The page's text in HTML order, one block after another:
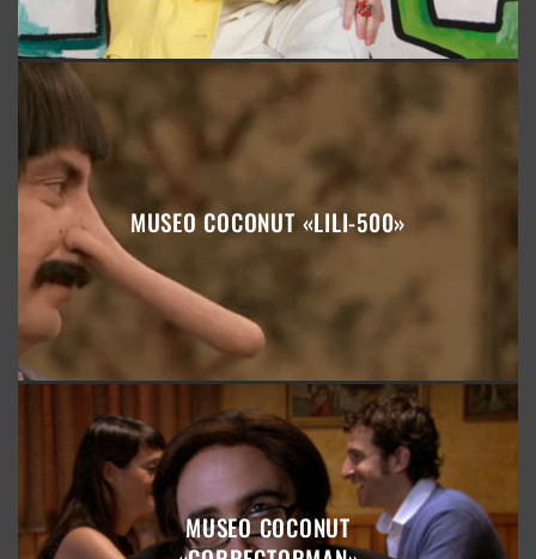
MUSEO COCONUT «LILI-500»
MUSEO COCONUT